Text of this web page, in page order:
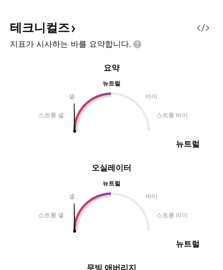
변동성이 더 큰 것으로 간주됩니다.
테크니컬즈
지표가 시사하는 바를 요약합니다.
오실레이터
뉴트럴
셀
바이
스트롱 셀 스트롱 바이
뉴트럴
요약
뉴트럴
셀
바이
스트롱 셀 스트롱 바이
뉴트럴
무빙 애버리지